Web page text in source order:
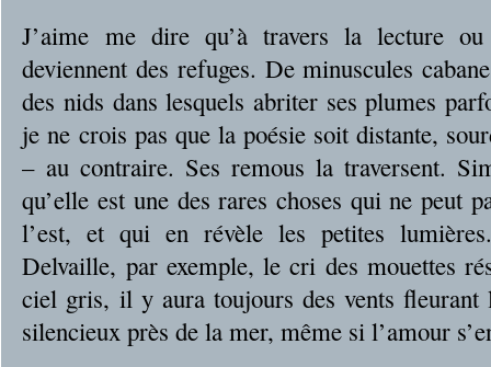
J’aime me dire qu’à travers la lecture
deviennent des refuges. De minuscules
des nids dans lesquels abriter ses plumes
je ne crois pas que la poésie soit distante,
– au contraire. Ses remous la traversent.
qu’elle est une des rares choses qui ne peut
l’est, et qui en révèle les petites
Delvaille, par exemple, le cri des mouettes
ciel gris, il y aura toujours des vents fleurant
silencieux près de la mer, même si l’amour